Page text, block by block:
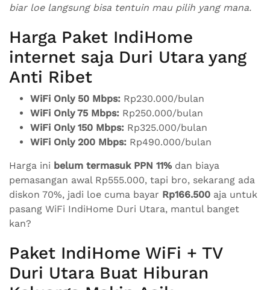
biar loe langsung bisa tentuin mau pilih yang mana.
Harga Paket IndiHome
internet saja Duri Utara yang
Anti Ribet
WiFi Only 50 Mbps: Rp230.000/bulan
WiFi Only 75 Mbps: Rp250.000/bulan
WiFi Only 150 Mbps: Rp325.000/bulan
WiFi Only 200 Mbps: Rp490.000/bulan
Harga ini belum termasuk PPN 11% dan biaya
pemasangan awal Rp555.000, tapi bro, sekarang ada
diskon 70%, jadi loe cuma bayar Rp166.500 aja untuk
pasang WiFi IndiHome Duri Utara, mantul banget
kan?
Paket IndiHome WiFi + TV
Duri Utara Buat Hiburan